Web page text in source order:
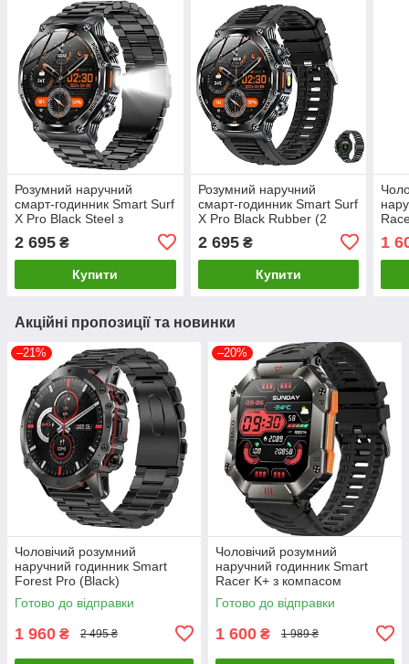
Розумний наручний
смарт-годинник Smart Surf
X Pro Black Steel з
2 695 ₴
Купити
Розумний наручний
смарт-годинник Smart Surf
X Pro Black Rubber (2
2 695₴
Купити
1
Акційні пропозиції та новинки
–21%
Чоловічий розумний
наручний годинник Smart
Forest Pro (Black)
Готово до відправки
1 960 ₴ 2 495 ₴
–20%
Чоловічий розумний
наручний годинник Smart
Racer K+ з компасом
(Чорний)
Готово до відправки
1 600 ₴ 1 989 ₴